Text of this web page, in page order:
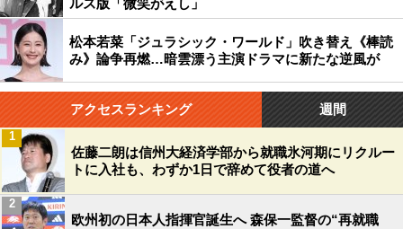
ルズ版「微笑がえし」
松本若菜「ジュラシック・ワールド」吹き替え《棒読
み》論争再燃…暗雲漂う主演ドラマに新たな逆風が
アクセスランキング 週間
佐藤二朗は信州大経済学部から就職氷河期にリクルー
トに入社も、わずか1日で辞めて役者の道へ
1
欧州初の日本人指揮官誕生へ 森保一監督の“再就職
2